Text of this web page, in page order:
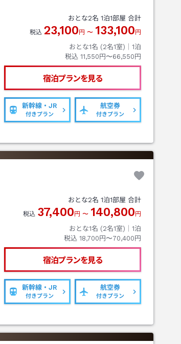
おとな2名 1泊1部屋 合計
税込 23,100 円 〜 133,100 円
おとな1名 (2名1室)｜ 1泊
税込 11,550円〜66,550円
宿泊プランを見る
新幹線・JR
付きプラン
航空券
付きプラン
おとな2名 1泊1部屋 合計
税込 37,400 円 〜 140,800 円
おとな1名 (2名1室)｜ 1泊
税込 18,700円〜70,400円
宿泊プランを見る
新幹線・JR
付きプラン
航空券
付きプラン